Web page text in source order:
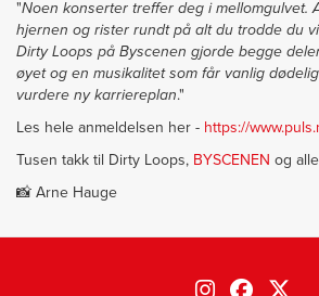
"Noen konserter treffer deg i mellomgulvet.
hjernen og rister rundt på alt du trodde du
Dirty Loops på Byscenen gjorde begge
øyet og en musikalitet som får vanlig
vurdere ny karriereplan."
Les hele anmeldelsen her - https://
Tusen takk til Dirty Loops, BYSCENEN og
📸 Arne Hauge